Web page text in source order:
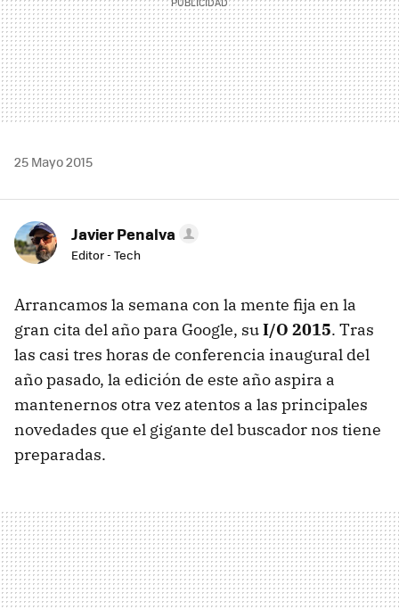
25 Mayo 2015
Javier Penalva
Editor - Tech
Arrancamos la semana con la mente fija en la
gran cita del año para Google, suI/O 2015. Tras
las casi tres horas de conferencia inaugural del
año pasado, la edición de este año aspira a
mantenernos otra vez atentos a las principales
novedades que el gigante del buscador nos tiene
preparadas.